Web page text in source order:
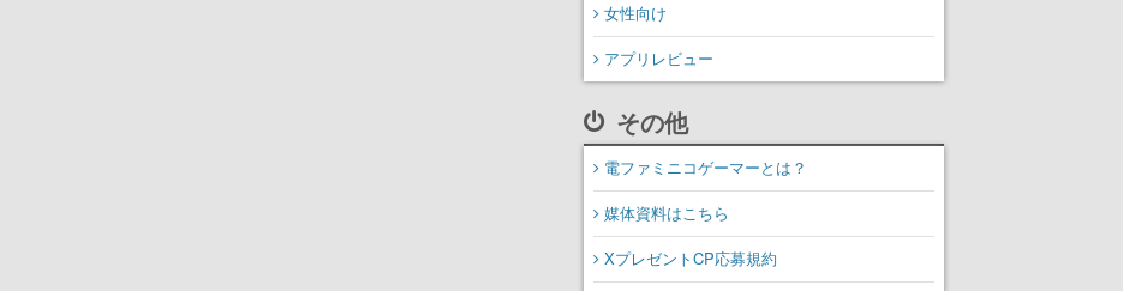
女性向け
アプリレビュー
その他
電ファミニコゲーマーとは？
媒体資料はこちら
XプレゼントCP応募規約